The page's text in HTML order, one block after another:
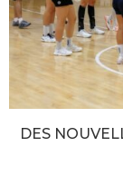
DES